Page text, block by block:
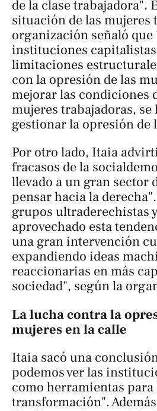
de la clase trabajadora".
situación de las mujeres
organización señaló que
instituciones
limitaciones
con la opresión de las
mejorar las condiciones
mujeres trabajadoras,
gestionar la opresión de
Por otro lado, Itaia
fracasos de la
llevado a un gran sector
pensar hacia la
grupos ultraderechistas
aprovechado esta
una gran intervención
expandiendo ideas
reaccionarias en más
sociedad", según la
La lucha contra la
mujeres en la calle
Itaia sacó una
podemos ver las
como herramientas para
transformación".